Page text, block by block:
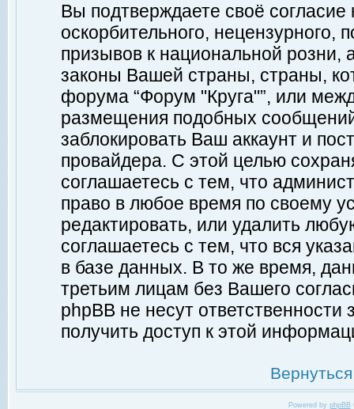
Вы подтверждаете своё
оскорбительного, нецензурного,
призывов к национальной
законы Вашей страны, страны,
форума “Форум "Круга"”, или
размещения подобных
заблокировать Ваш аккаунт и
провайдера. С этой целью
соглашаетесь с тем, что
право в любое время по своему
редактировать, или удалить
соглашаетесь с тем, что вся
в базе данных. В то же время,
третьим лицам без Вашего
phpBB не несут ответственности
получить доступ к этой
Powered by phpBB